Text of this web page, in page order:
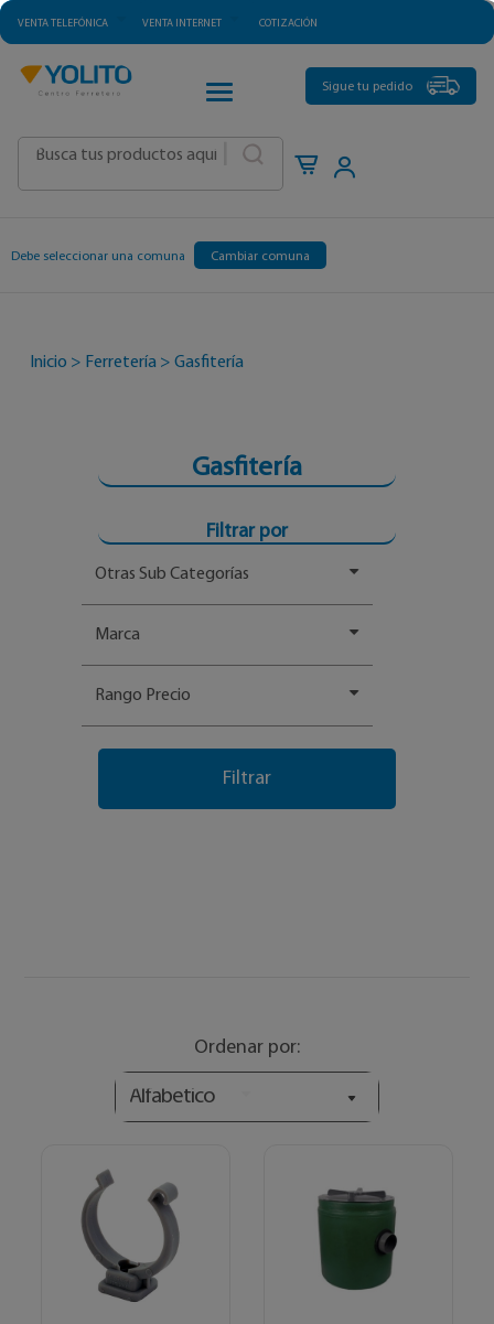
VENTA TELEFÓNICA VENTA INTERNET COTIZACIÓN
CATEGORÍAS
Sigue tu pedido
Debe seleccionar una comuna Cambiar comuna
Inicio > Ferretería > Gasfitería
Gasfitería
Filtrar por
Otras Sub Categorías
Marca
Rango Precio
Ordenar por:
Alfabetico